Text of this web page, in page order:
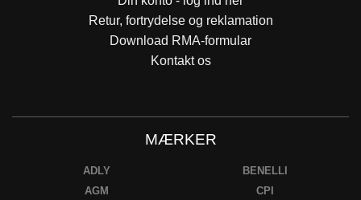
Retur, fortrydelse og reklamation
Download RMA-formular
Kontakt os
MÆRKER
ADLY
AGM
BENELLI
CPI